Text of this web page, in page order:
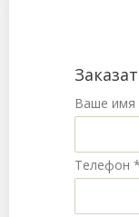
Ваше имя
Телефон *